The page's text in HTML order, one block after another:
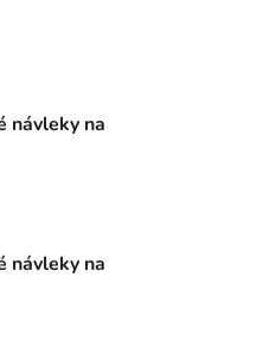
návleky na
návleky na